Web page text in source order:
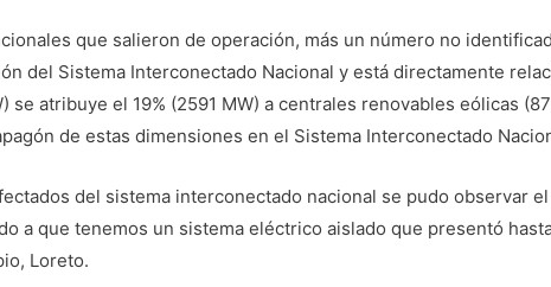
que salieron de operación, más un número no
del Sistema Interconectado Nacional y está directamente
se atribuye el 19% (2591 MW) a centrales renovables eólicas
de estas dimensiones en el Sistema Interconectado
del sistema interconectado nacional se pudo observar
a que tenemos un sistema eléctrico aislado que presentó
Loreto.